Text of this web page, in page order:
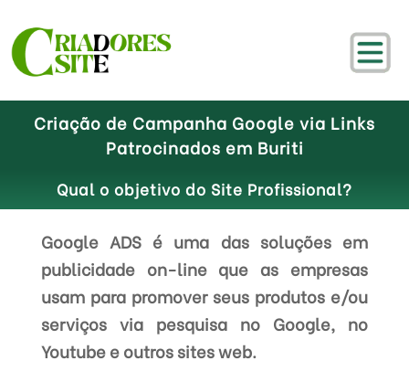
Criação de Campanha Google via Links
Patrocinados em Buriti
Qual o objetivo do Site Profissional?
Google ADS é uma das soluções em
publicidade on-line que as empresas
usam para promover seus produtos e/ou
serviços via pesquisa no Google, no
Youtube e outros sites web.